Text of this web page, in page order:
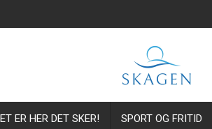
ER HER DET SKER! SPORT OG FRITID